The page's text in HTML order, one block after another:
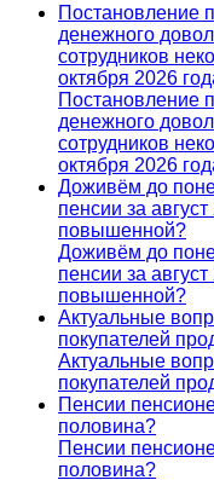
Постановление
денежного
сотрудников
октября 2026
Постановление
денежного
сотрудников
октября 2026
Доживём до
пенсии за
повышенной?
Доживём до
пенсии за
повышенной?
Актуальные
покупателей
Актуальные
покупателей
Пенсии
половина?
Пенсии
половина?